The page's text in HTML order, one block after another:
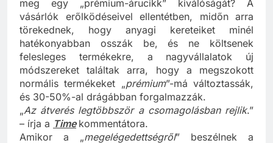
meg egy „prémium-árucikk” kiválóságát? A
vásárlók erőlködéseivel ellentétben, midőn arra
törekednek, hogy anyagi kereteiket minél
hatékonyabban osszák be, és ne költsenek
felesleges termékekre, a nagyvállalatok új
módszereket találtak arra, hogy a megszokott
normális termékeket „prémium”-má változtassák,
és 30-50%-al drágábban forgalmazzák.
„Az átverés legtöbbször a csomagolásban rejlik
– írja a Time
kommentátora.